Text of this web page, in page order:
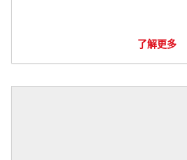
了解更多